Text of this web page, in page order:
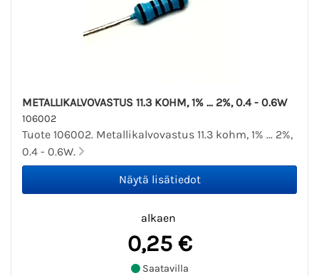
METALLIKALVOVASTUS 11.3 KOHM, 1% ... 2%, 0.4 - 0.6W
106002
Tuote 106002. Metallikalvovastus 11.3 kohm, 1% ... 2%,
0.4 - 0.6W.
alkaen
0,25 €
Saatavilla